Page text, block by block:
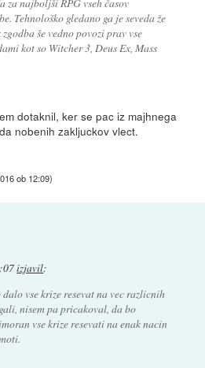
Tehnološko gledano ga je seveda že
še vedno povozi prav vse
kot so Witcher 3, Deus Ex, Mass
dotaknil, ker se pac iz majhnega
nobenih zakljuckov vlect.
ob 12:09)
izjavil:
vse krize resevat na vec razlicnih
nisem pa pricakoval, da bo
vse krize resevati na enak nacin